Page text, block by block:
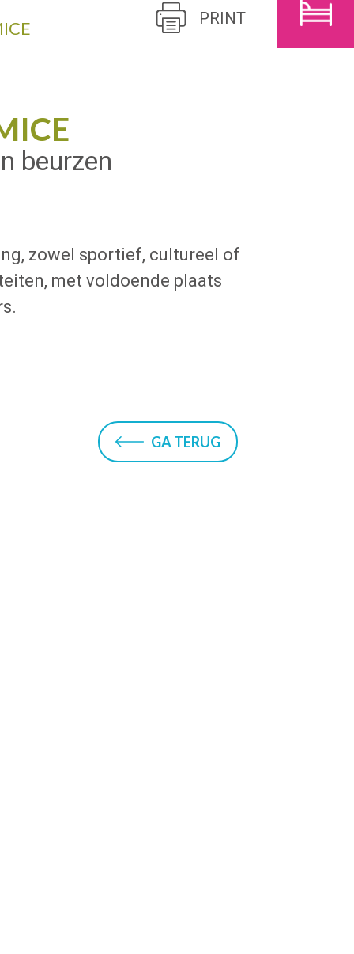
PRINT
beurzen
zowel sportief, cultureel of
met voldoende plaats
GA TERUG